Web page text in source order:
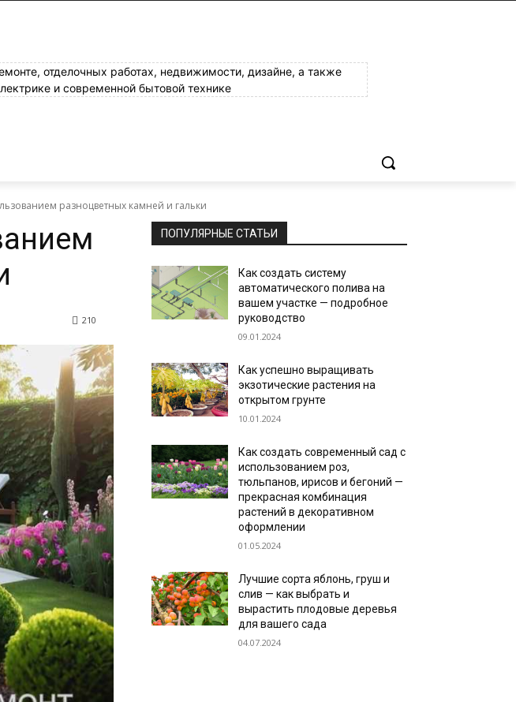
отделочных работах, недвижимости, дизайне, а также
и современной бытовой технике
разноцветных камней и гальки
210
ПОПУЛЯРНЫЕ СТАТЬИ
Как создать систему
автоматического полива на
вашем участке — подробное
руководство
09.01.2024
Как успешно выращивать
экзотические растения на
открытом грунте
10.01.2024
Как создать современный сад с
использованием роз,
тюльпанов, ирисов и бегоний —
прекрасная комбинация
растений в декоративном
оформлении
01.05.2024
Лучшие сорта яблонь, груш и
слив — как выбрать и
вырастить плодовые деревья
для вашего сада
04.07.2024